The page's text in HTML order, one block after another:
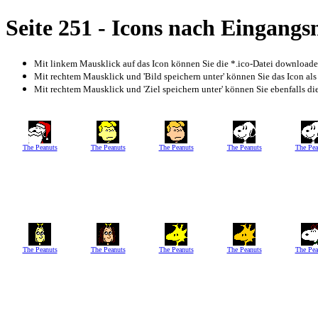
Seite 251 - Icons nach
Mit linkem Mausklick auf das Icon können Sie die *.ico-Datei
Mit rechtem Mausklick und 'Bild speichern unter' können Sie das Icon
Mit rechtem Mausklick und 'Ziel speichern unter' können Sie ebenfalls
The Peanuts The Peanuts The Peanuts The Peanuts The
The Peanuts The Peanuts The Peanuts The Peanuts The